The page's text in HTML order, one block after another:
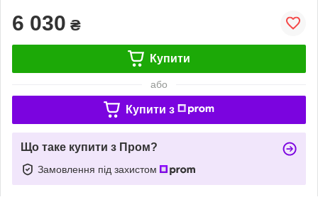
6 030 ₴
Купити
або
Купити з
Що таке купити з Пром?
Замовлення під захистом